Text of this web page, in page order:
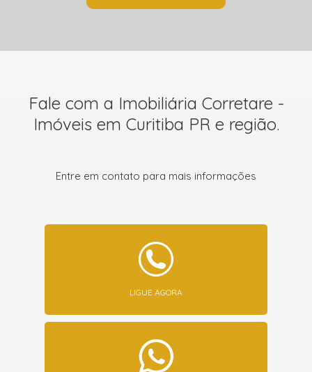
Fale com a Imobiliária Corretare -
Imóveis em Curitiba PR e região.
Entre em contato para mais informações
LIGUE AGORA